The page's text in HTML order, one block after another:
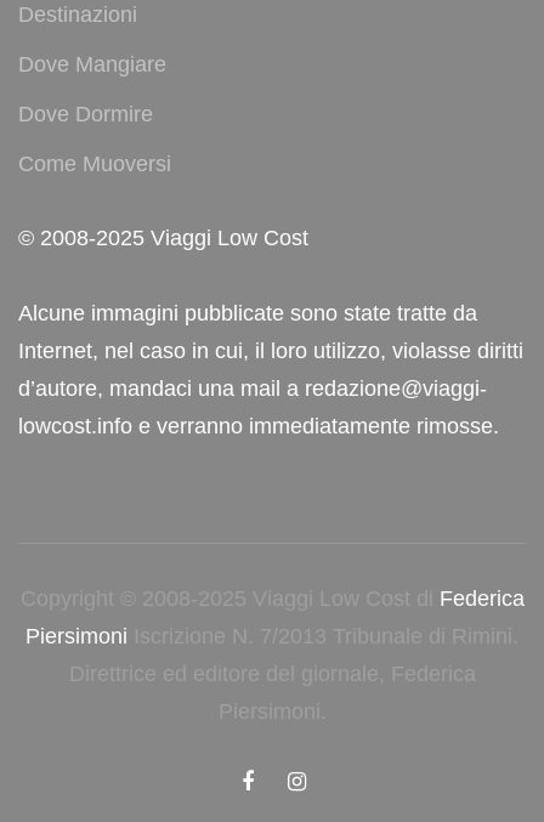
Destinazioni
Dove Mangiare
Dove Dormire
Come Muoversi
© 2008-2025 Viaggi Low Cost
Alcune immagini pubblicate sono state tratte da
Internet, nel caso in cui, il loro utilizzo, violasse diritti
d’autore, mandaci una mail a redazione@viaggi-
lowcost.info e verranno immediatamente rimosse.
Copyright © 2008-2025 Viaggi Low Cost di Federica
Piersimoni Iscrizione N. 7/2013 Tribunale di Rimini.
Direttrice ed editore del giornale, Federica
Piersimoni.